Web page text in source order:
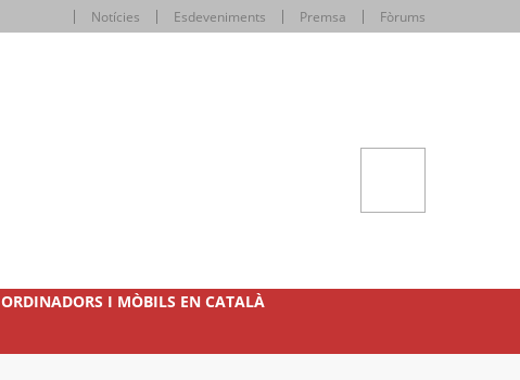
Notícies Esdeveniments Premsa Fòrums
ORDINADORS I MÒBILS EN CATALÀ